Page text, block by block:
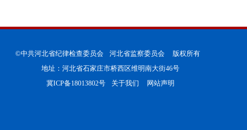
©中共河北省纪律检查委员会 河北省监察委员会 版权所有
地址：河北省石家庄市桥西区维明南大街46号
冀ICP备18013802号
关于我们 网站声明